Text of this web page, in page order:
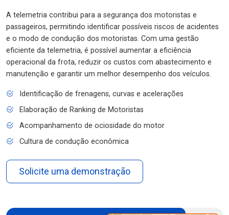
A telemetria contribui para a segurança dos motoristas e
passageiros, permitindo identificar possíveis riscos de acidentes
e o modo de condução dos motoristas. Com uma gestão
eficiente da telemetria, é possível aumentar a eficiência
operacional da frota, reduzir os custos com abastecimento e
manutenção e garantir um melhor desempenho dos veículos.
Identificação de frenagens, curvas e acelerações
Elaboração de Ranking de Motoristas
Acompanhamento de ociosidade do motor
Cultura de condução econômica
Solicite uma demonstração